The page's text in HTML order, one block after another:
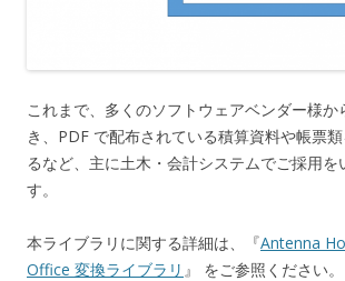
これまで、多くのソフトウェアベンダー様か
き、PDF で配布されている積算資料や帳票
るなど、主に土木・会計システムでご採用を
す。
本ライブラリに関する詳細は、『Antenna
Office 変換ライブラリ 』 をご参照ください。